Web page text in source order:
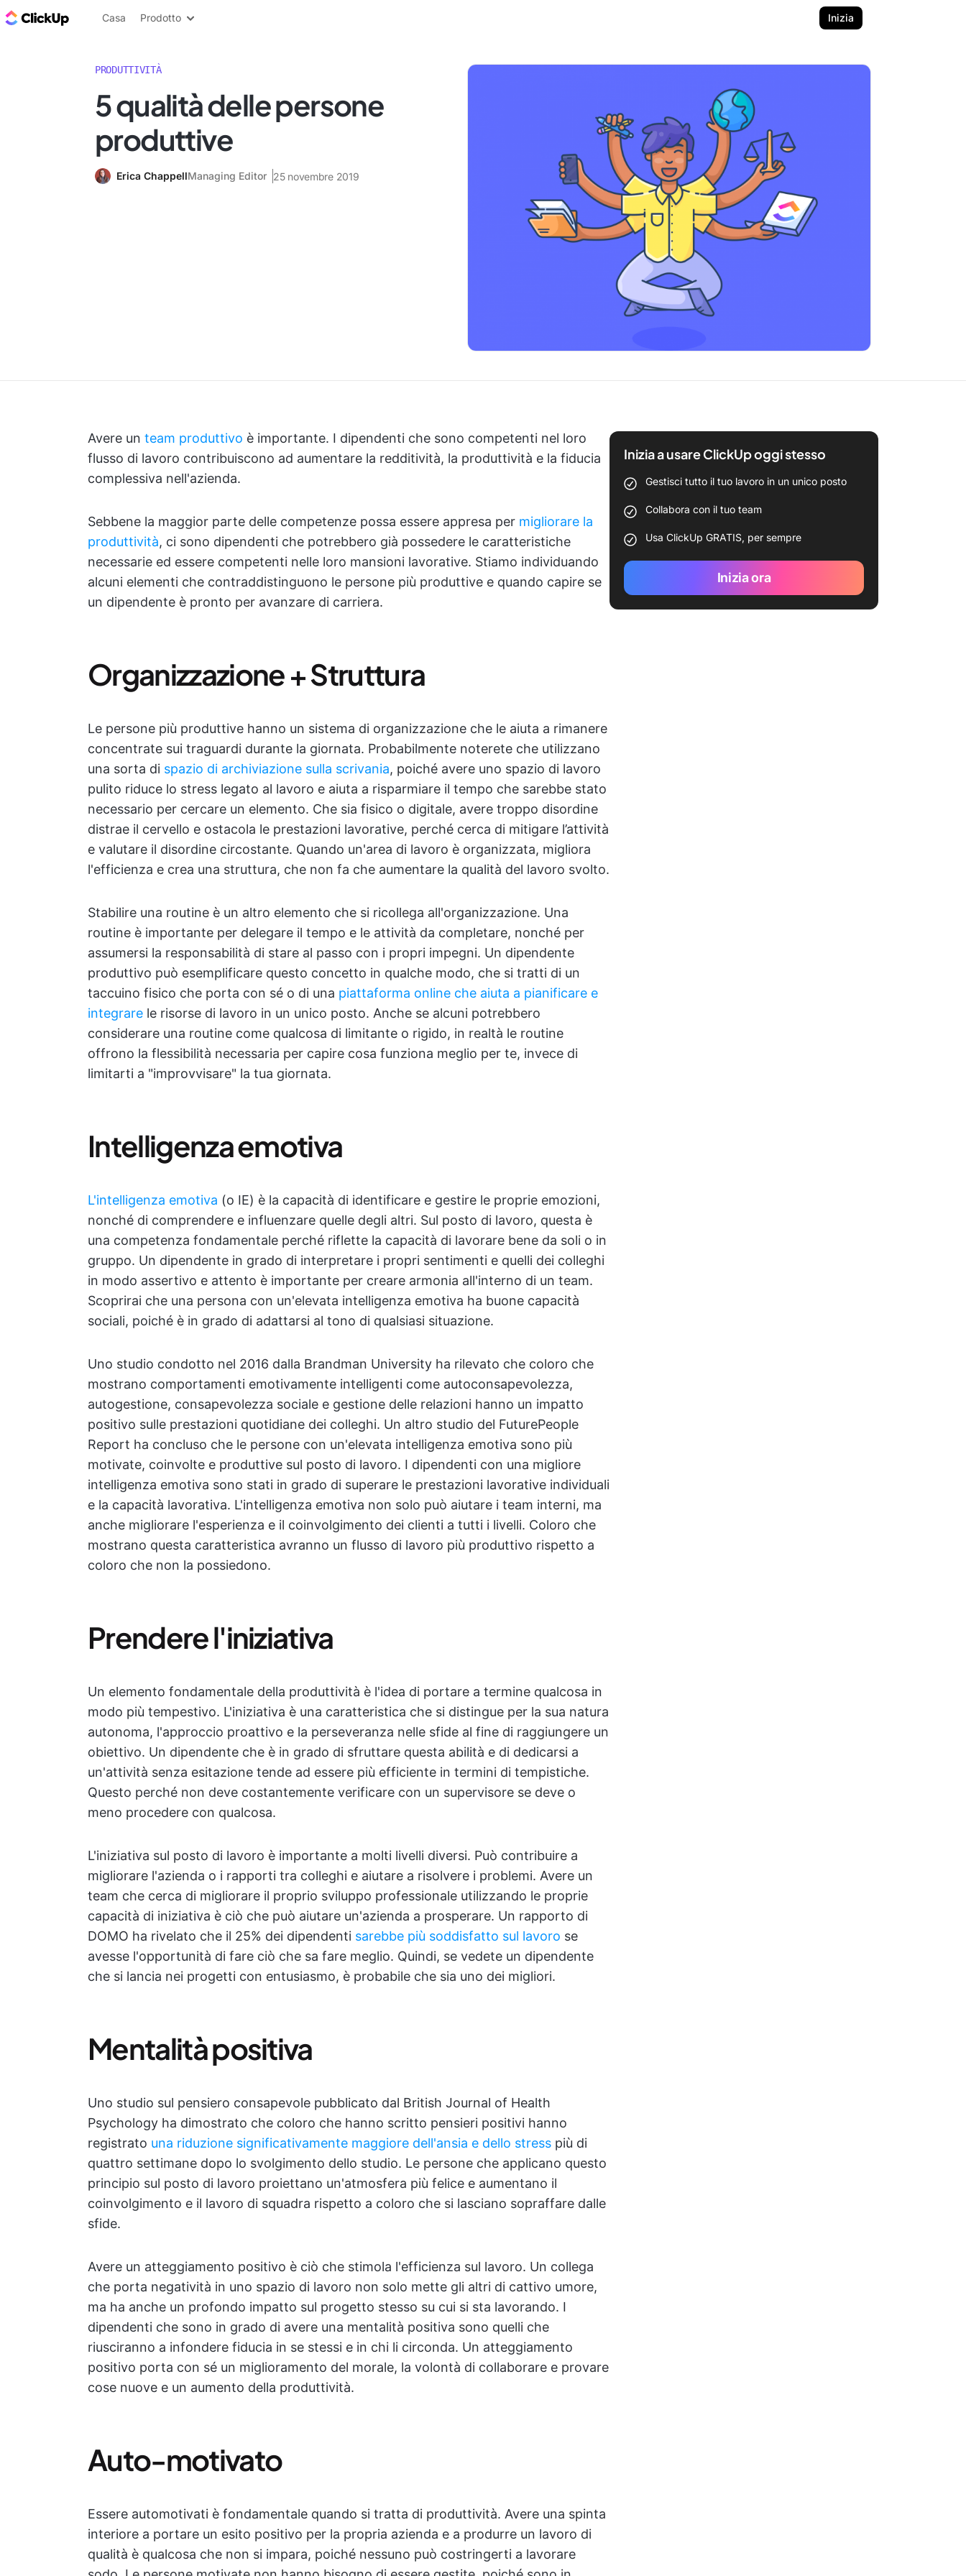
Blog di ClickUp
Casa Prodotto Inizia
PRODUTTIVITÀ
5 qualità delle persone
produttive
Erica ChappellManaging Editor 25 novembre 2019
Avere un team produttivo è importante. I dipendenti che sono competenti nel loro
flusso di lavoro contribuiscono ad aumentare la redditività, la produttività e la fiducia
complessiva nell'azienda.
Sebbene la maggior parte delle competenze possa essere appresa per migliorare la
produttività, ci sono dipendenti che potrebbero già possedere le caratteristiche
necessarie ed essere competenti nelle loro mansioni lavorative. Stiamo individuando
alcuni elementi che contraddistinguono le persone più produttive e quando capire se
un dipendente è pronto per avanzare di carriera.
Organizzazione + Struttura
Le persone più produttive hanno un sistema di organizzazione che le aiuta a rimanere
concentrate sui traguardi durante la giornata. Probabilmente noterete che utilizzano
una sorta di spazio di archiviazione sulla scrivania, poiché avere uno spazio di lavoro
pulito riduce lo stress legato al lavoro e aiuta a risparmiare il tempo che sarebbe stato
necessario per cercare un elemento. Che sia fisico o digitale, avere troppo disordine
distrae il cervello e ostacola le prestazioni lavorative, perché cerca di mitigare l’attività
e valutare il disordine circostante. Quando un'area di lavoro è organizzata, migliora
l'efficienza e crea una struttura, che non fa che aumentare la qualità del lavoro svolto.
Stabilire una routine è un altro elemento che si ricollega all'organizzazione. Una
routine è importante per delegare il tempo e le attività da completare, nonché per
assumersi la responsabilità di stare al passo con i propri impegni. Un dipendente
produttivo può esemplificare questo concetto in qualche modo, che si tratti di un
taccuino fisico che porta con sé o di una piattaforma online che aiuta a pianificare e
integrare le risorse di lavoro in un unico posto. Anche se alcuni potrebbero
considerare una routine come qualcosa di limitante o rigido, in realtà le routine
offrono la flessibilità necessaria per capire cosa funziona meglio per te, invece di
limitarti a "improvvisare" la tua giornata.
Intelligenza emotiva
L'intelligenza emotiva (o IE) è la capacità di identificare e gestire le proprie emozioni,
nonché di comprendere e influenzare quelle degli altri. Sul posto di lavoro, questa è
una competenza fondamentale perché riflette la capacità di lavorare bene da soli o in
gruppo. Un dipendente in grado di interpretare i propri sentimenti e quelli dei colleghi
in modo assertivo e attento è importante per creare armonia all'interno di un team.
Scoprirai che una persona con un'elevata intelligenza emotiva ha buone capacità
sociali, poiché è in grado di adattarsi al tono di qualsiasi situazione.
Uno studio condotto nel 2016 dalla Brandman University ha rilevato che coloro che
mostrano comportamenti emotivamente intelligenti come autoconsapevolezza,
autogestione, consapevolezza sociale e gestione delle relazioni hanno un impatto
positivo sulle prestazioni quotidiane dei colleghi. Un altro studio del FuturePeople
Report ha concluso che le persone con un'elevata intelligenza emotiva sono più
motivate, coinvolte e produttive sul posto di lavoro. I dipendenti con una migliore
intelligenza emotiva sono stati in grado di superare le prestazioni lavorative individuali
e la capacità lavorativa. L'intelligenza emotiva non solo può aiutare i team interni, ma
anche migliorare l'esperienza e il coinvolgimento dei clienti a tutti i livelli. Coloro che
mostrano questa caratteristica avranno un flusso di lavoro più produttivo rispetto a
coloro che non la possiedono.
Prendere l'iniziativa
Un elemento fondamentale della produttività è l'idea di portare a termine qualcosa in
modo più tempestivo. L'iniziativa è una caratteristica che si distingue per la sua natura
autonoma, l'approccio proattivo e la perseveranza nelle sfide al fine di raggiungere un
obiettivo. Un dipendente che è in grado di sfruttare questa abilità e di dedicarsi a
un'attività senza esitazione tende ad essere più efficiente in termini di tempistiche.
Questo perché non deve costantemente verificare con un supervisore se deve o
meno procedere con qualcosa.
L'iniziativa sul posto di lavoro è importante a molti livelli diversi. Può contribuire a
migliorare l'azienda o i rapporti tra colleghi e aiutare a risolvere i problemi. Avere un
team che cerca di migliorare il proprio sviluppo professionale utilizzando le proprie
capacità di iniziativa è ciò che può aiutare un'azienda a prosperare. Un rapporto di
DOMO ha rivelato che il 25% dei dipendenti sarebbe più soddisfatto sul lavoro se
avesse l'opportunità di fare ciò che sa fare meglio. Quindi, se vedete un dipendente
che si lancia nei progetti con entusiasmo, è probabile che sia uno dei migliori.
Mentalità positiva
Uno studio sul pensiero consapevole pubblicato dal British Journal of Health
Psychology ha dimostrato che coloro che hanno scritto pensieri positivi hanno
registrato una riduzione significativamente maggiore dell'ansia e dello stress più di
quattro settimane dopo lo svolgimento dello studio. Le persone che applicano questo
principio sul posto di lavoro proiettano un'atmosfera più felice e aumentano il
coinvolgimento e il lavoro di squadra rispetto a coloro che si lasciano sopraffare dalle
sfide.
Avere un atteggiamento positivo è ciò che stimola l'efficienza sul lavoro. Un collega
che porta negatività in uno spazio di lavoro non solo mette gli altri di cattivo umore,
ma ha anche un profondo impatto sul progetto stesso su cui si sta lavorando. I
dipendenti che sono in grado di avere una mentalità positiva sono quelli che
riusciranno a infondere fiducia in se stessi e in chi li circonda. Un atteggiamento
positivo porta con sé un miglioramento del morale, la volontà di collaborare e provare
cose nuove e un aumento della produttività.
Auto-motivato
Essere automotivati è fondamentale quando si tratta di produttività. Avere una spinta
interiore a portare un esito positivo per la propria azienda e a produrre un lavoro di
qualità è qualcosa che non si impara, poiché nessuno può costringerti a lavorare
Inizia a usare ClickUp oggi stesso
Gestisci tutto il tuo lavoro in un unico posto
Collabora con il tuo team
Usa ClickUp GRATIS, per sempre
Inizia ora